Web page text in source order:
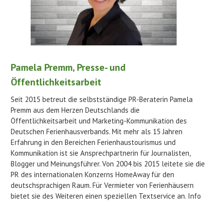
Pamela Premm, Presse- und
Öffentlichkeitsarbeit
Seit 2015 betreut die selbstständige PR-Beraterin Pamela
Premm aus dem Herzen Deutschlands die
Öffentlichkeitsarbeit und Marketing-Kommunikation des
Deutschen Ferienhausverbands. Mit mehr als 15 Jahren
Erfahrung in den Bereichen Ferienhaustourismus und
Kommunikation ist sie Ansprechpartnerin für Journalisten,
Blogger und Meinungsführer. Von 2004 bis 2015 leitete sie die
PR des internationalen Konzerns HomeAway für den
deutschsprachigen Raum. Für Vermieter von Ferienhäusern
bietet sie des Weiteren einen speziellen Textservice an. Info